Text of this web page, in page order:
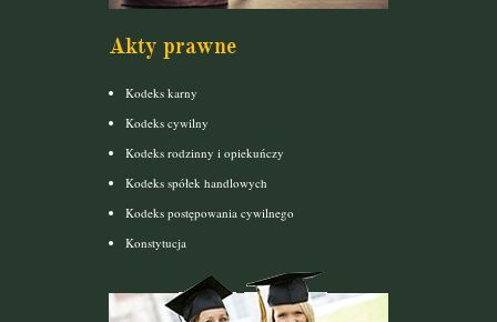
Akty prawne
Kodeks karny
Kodeks cywilny
Kodeks rodzinny i opiekuńczy
Kodeks spółek handlowych
Kodeks postępowania cywilnego
Konstytucja